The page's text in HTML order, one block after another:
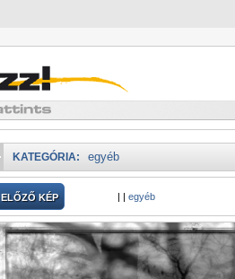
KATEGÓRIA: egyéb
ELŐZŐ KÉP | | egyéb